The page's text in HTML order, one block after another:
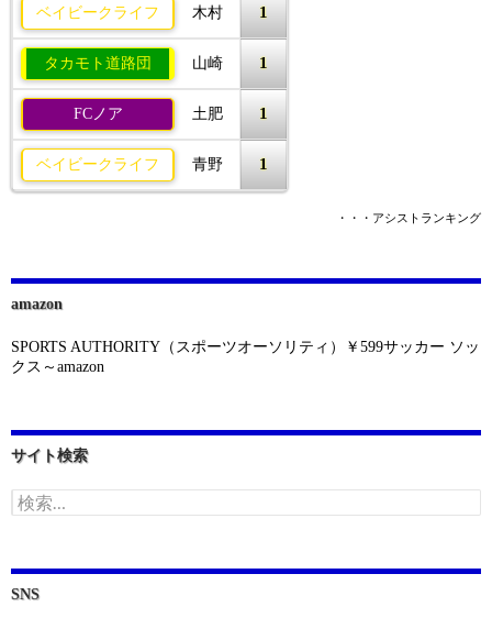
ベイビークライフ 木村 1
タカモト道路団 山崎 1
FCノア 土肥 1
ベイビークライフ 青野 1
・・・アシストランキング
amazon
SPORTS AUTHORITY（スポーツオーソリティ）￥599サッカー ソッ
クス～amazon
サイト検索
検
索:
SNS